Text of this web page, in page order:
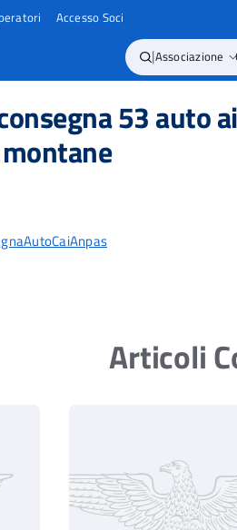
Accesso Soci
|Associazione
53 auto
Articoli